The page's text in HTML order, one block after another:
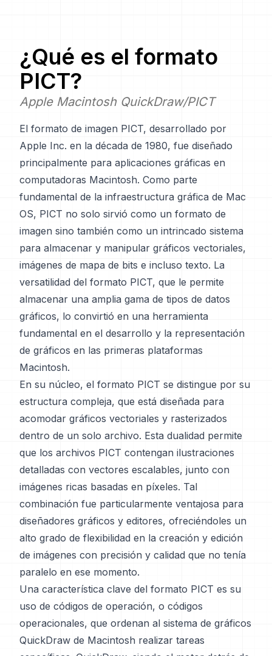
¿Qué es el formato
PICT?
Apple Macintosh QuickDraw/PICT
El formato de imagen PICT, desarrollado por
Apple Inc. en la década de 1980, fue diseñado
principalmente para aplicaciones gráficas en
computadoras Macintosh. Como parte
fundamental de la infraestructura gráfica de Mac
OS, PICT no solo sirvió como un formato de
imagen sino también como un intrincado sistema
para almacenar y manipular gráficos vectoriales,
imágenes de mapa de bits e incluso texto. La
versatilidad del formato PICT, que le permite
almacenar una amplia gama de tipos de datos
gráficos, lo convirtió en una herramienta
fundamental en el desarrollo y la representación
de gráficos en las primeras plataformas
Macintosh.
En su núcleo, el formato PICT se distingue por su
estructura compleja, que está diseñada para
acomodar gráficos vectoriales y rasterizados
dentro de un solo archivo. Esta dualidad permite
que los archivos PICT contengan ilustraciones
detalladas con vectores escalables, junto con
imágenes ricas basadas en píxeles. Tal
combinación fue particularmente ventajosa para
diseñadores gráficos y editores, ofreciéndoles un
alto grado de flexibilidad en la creación y edición
de imágenes con precisión y calidad que no tenía
paralelo en ese momento.
Una característica clave del formato PICT es su
uso de códigos de operación, o códigos
operacionales, que ordenan al sistema de gráficos
QuickDraw de Macintosh realizar tareas